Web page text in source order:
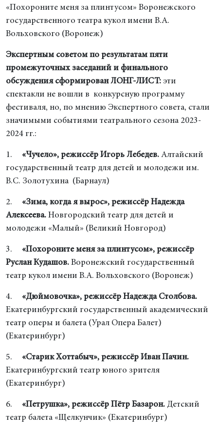
«Похороните меня за плинтусом» Воронежского
государственного театра кукол имени В.А.
Вольховского (Воронеж)
Экспертным советом по результатам пяти
промежуточных заседаний и финального
обсуждения сформирован ЛОНГ-ЛИСТ: эти
спектакли не вошли в конкурсную программу
фестиваля, но, по мнению Экспертного совета, стали
значимыми событиями театрального сезона 2023-
2024 гг.:
1. «Чучело», режиссёр Игорь Лебедев. Алтайский
государственный театр для детей и молодежи им.
В.С. Золотухина (Барнаул)
2. «Зима, когда я вырос», режиссёр Надежда
Алексеева. Новгородский театр для детей и
молодежи «Малый» (Великий Новгород)
3. «Похороните меня за плинтусом», режиссёр
Руслан Кудашов. Воронежский государственный
театр кукол имени В.А. Вольховского (Воронеж)
4. «Дюймовочка», режиссёр Надежда Столбова.
Екатеринбургский государственный академический
театр оперы и балета (Урал Опера Балет)
(Екатеринбург)
5. «Старик Хоттабыч», режиссёр Иван Пачин.
Екатеринбургский театр юного зрителя
(Екатеринбург)
6. «Петрушка», режиссёр Пётр Базарон. Детский
театр балета «Щелкунчик» (Екатеринбург)